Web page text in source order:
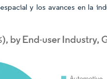
y los avances en la